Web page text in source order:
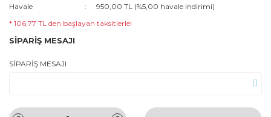
Havale
950,00 TL (%5,00 havale indirimi)
* 106,77 TL den başlayan taksitlerle!
SİPARİŞ MESAJI
SİPARİŞ MESAJI